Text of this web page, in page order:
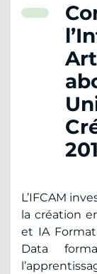
L’IFCAM
la création
et IA
Data